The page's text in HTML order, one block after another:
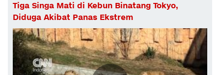
Tiga Singa Mati di Kebun Binatang Tokyo,
Diduga Akibat Panas Ekstrem